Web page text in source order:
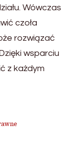
Wówczas
czoła
rozwiązać
wsparciu
z każdym